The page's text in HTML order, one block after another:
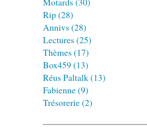
Rip(28)
Annivs (28)
Lectures (25)
Thèmes (17)
Box459 (13)
Réus Paltalk(13)
Fabienne(9)
Trésorerie(2)